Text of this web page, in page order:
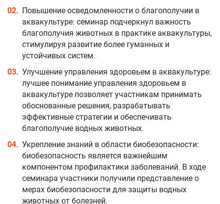
Повышение осведомленности о благополучии в
аквакультуре: семинар подчеркнул важность
благополучия животных в практике аквакультуры,
стимулируя развитие более гуманных и
устойчивых систем.
Улучшение управления здоровьем в аквакультуре:
лучшее понимание управления здоровьем в
аквакультуре позволяет участникам принимать
обоснованные решения, разрабатывать
эффективные стратегии и обеспечивать
благополучие водных животных.
Укрепление знаний в области биобезопасности:
биобезопасность является важнейшим
компонентом профилактики заболеваний. В ходе
семинара участники получили представление о
мерах биобезопасности для защиты водных
животных от болезней.